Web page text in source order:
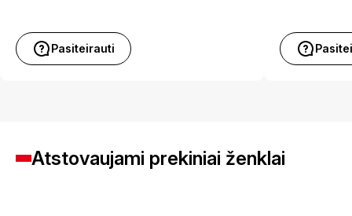
Pasiteirauti
Atstovaujami prekiniai ženklai